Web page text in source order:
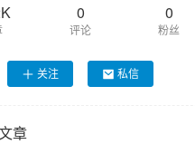
0
评论
0
粉丝
关注 私信
章